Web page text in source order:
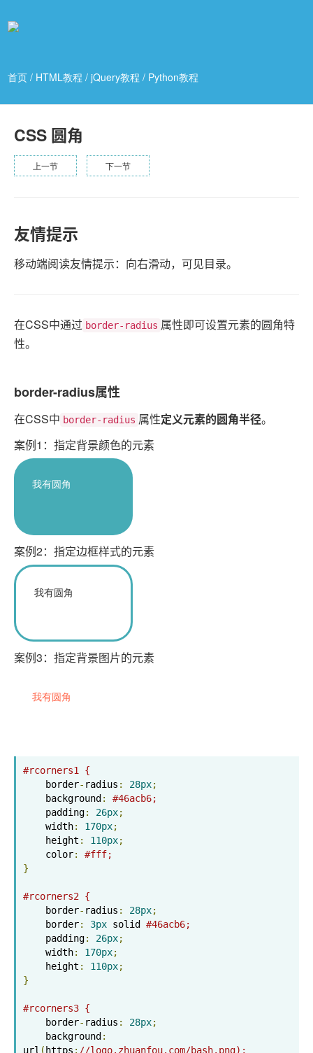
首页 / HTML教程 /jQuery教程 / Python教程
CSS 圆角
上一节 下一节
友情提示
移动端阅读友情提示：向右滑动，可见目录。
在CSS中通过 border-radius 属性即可设置元素的圆角特
性。
border-radius属性
在CSS中 border-radius 属性定义元素的圆角半径。
案例1：指定背景颜色的元素
我有圆角
案例2：指定边框样式的元素
我有圆角
案例3：指定背景图片的元素
我有圆角
#rcorners1 {
    border
- radius : 28px;
    background
:
#46acb6;
    padding
: 26px;
    width
: 170px;
    height
: 110px;
    color
:
#fff;
}
#rcorners2 {
    border
- radius : 28px;
    border
: 3px solid #46acb6;
    padding
: 26px;
    width
: 170px;
    height
: 110px;
}
#rcorners3 {
    border
- radius : 28px;
    background
:
url (https : //logo.zhuanfou.com/bash.png);